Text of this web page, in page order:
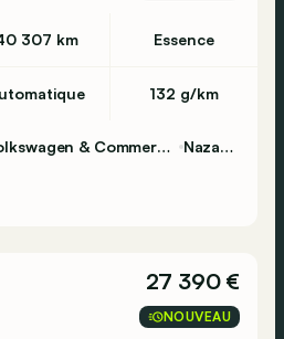
307 km Essence
132 g/km
MIG Motors Eke - Volkswagen & Commercial Vehicles Nazareth
27 390 €
NOUVEAU